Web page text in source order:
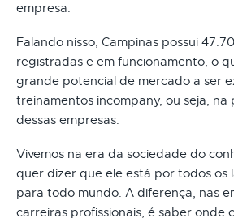
empresa.
Falando nisso, Campinas possui
registradas e em funcionamento, o
grande potencial de mercado a ser
treinamentos incompany, ou seja, na
dessas empresas.
Vivemos na era da sociedade do
quer dizer que ele está por todos os
para todo mundo. A diferença, nas
carreiras profissionais, é saber onde